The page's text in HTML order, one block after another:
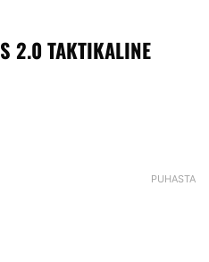
2.0 TAKTIKALINE
PUHASTA